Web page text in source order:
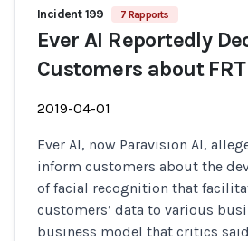
Incident 199 7 Rapports
Ever AI Reportedly
Customers about
2019-04-01
Ever AI, now Paravision AI,
inform customers about the
of facial recognition that
customers’ data to various
business model that critics